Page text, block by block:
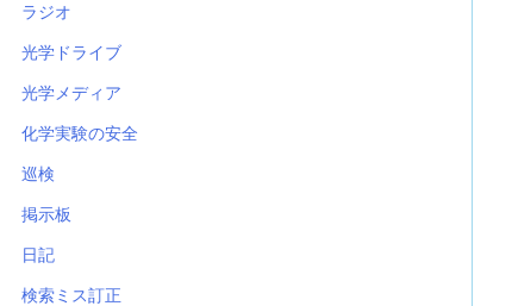
ラジオ
光学ドライブ
光学メディア
化学実験の安全
巡検
掲示板
日記
検索ミス訂正